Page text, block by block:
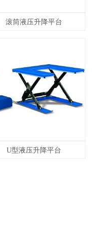
滚筒液压升降平台
U型液压升降平台